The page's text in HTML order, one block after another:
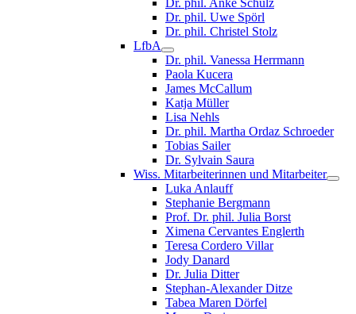
Dr. phil. Uwe Spörl
Dr. phil. Christel Stolz
LfbA
Dr. phil. Vanessa Herrmann
Paola Kucera
James McCallum
Katja Müller
Lisa Nehls
Dr. phil. Martha Ordaz Schroeder
Tobias Sailer
Dr. Sylvain Saura
Wiss. Mitarbeiterinnen und Mitarbeiter
Luka Anlauff
Stephanie Bergmann
Prof. Dr. phil. Julia Borst
Ximena Cervantes Englerth
Teresa Cordero Villar
Jody Danard
Dr. Julia Ditter
Stephan-Alexander Ditze
Tabea Maren Dörfel